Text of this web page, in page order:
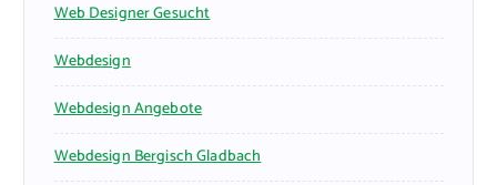
Web Designer Gesucht
Webdesign
Webdesign Angebote
Webdesign Bergisch Gladbach